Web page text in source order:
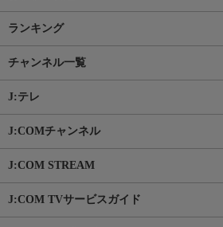
ランキング
チャンネル一覧
J:テレ
J:COMチャンネル
J:COM STREAM
J:COM TVサービスガイド